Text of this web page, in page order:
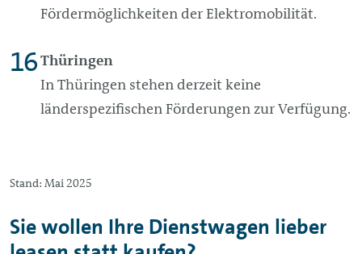
Fördermöglichkeiten der Elektromobilität.
Thüringen
In Thüringen stehen derzeit keine
länderspezifischen Förderungen zur Verfügung.
Stand: Mai 2025
Sie wollen Ihre Dienstwagen lieber